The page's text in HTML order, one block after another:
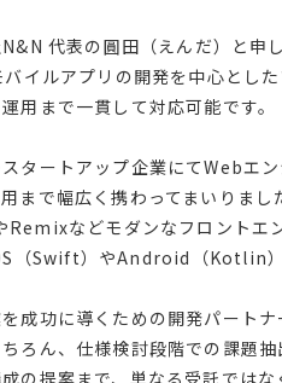
代表の圓田（えんだ）と申し
イルアプリの開発を中心とし
用まで一貫して対応可能です。
タートアップ企業にてWebエ
まで幅広く携わってまいりま
Remixなどモダンなフロントエ
（Swift）やAndroid（Kotlin）
成功に導くための開発パート
ろん、仕様検討段階での課題